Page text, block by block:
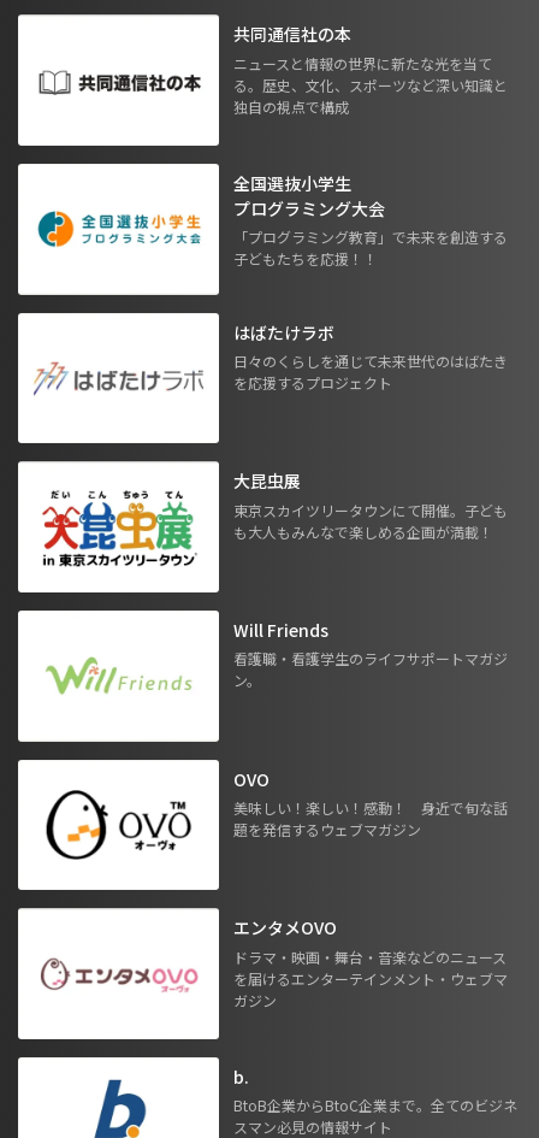
共同通信社の本
ニュースと情報の世界に新たな光を当て
る。歴史、文化、スポーツなど深い知識と
独自の視点で構成
全国選抜小学生
プログラミング大会
「プログラミング教育」で未来を創造する
子どもたちを応援！！
はばたけラボ
日々のくらしを通じて未来世代のはばたき
を応援するプロジェクト
大昆虫展
東京スカイツリータウンにて開催。子ども
も大人もみんなで楽しめる企画が満載！
Will Friends
看護職・看護学生のライフサポートマガジ
ン。
OVO
美味しい！楽しい！感動！ 身近で旬な話
題を発信するウェブマガジン
エンタメOVO
ドラマ・映画・舞台・音楽などのニュース
を届けるエンターテインメント・ウェブマ
ガジン
b.
BtoB企業からBtoC企業まで。全てのビジネ
スマン必見の情報サイト